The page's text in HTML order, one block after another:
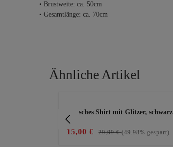
• Brustweite: ca. 50cm
• Gesamtlänge: ca. 70cm
Ähnliche Artikel
stylisches Shirt mit Glitzer, schwarz
15,00 € 29,99 €(49.98% gespart)